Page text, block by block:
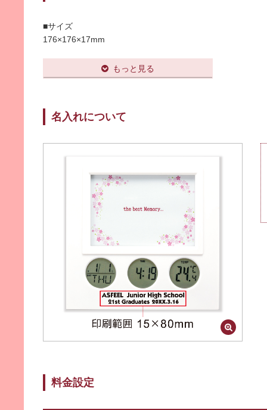
■サイズ
176×176×17mm
■機能
単4電池×2本
無
L版（サービスサイズ）
もっと見る
名入れについて
料金設定